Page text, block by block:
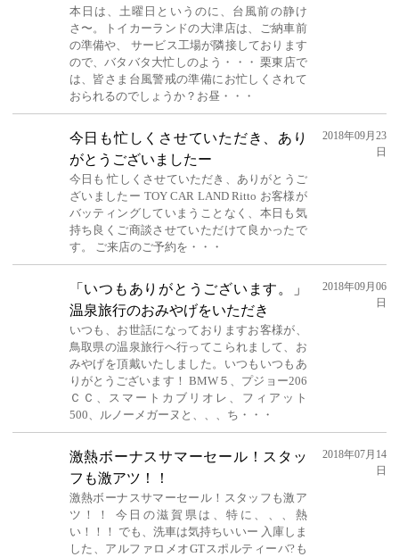
本日は、土曜日というのに、台風前の静け
さ〜。トイカーランドの大津店は、ご納車前
の準備や、 サービス工場が隣接しております
ので、バタバタ大忙しのよう・・・ 栗東店で
は、皆さま台風警戒の準備にお忙しくされて
おられるのでしょうか？お昼・・・
今日も忙しくさせていただき、あり
がとうございましたー
今日も 忙しくさせていただき、ありがとうご
ざいましたー TOY CAR LAND Ritto お客様が
バッティングしていまうことなく、本日も気
持ち良くご商談させていただけて良かったで
す。 ご来店のご予約を・・・
2018年09月23
日
「いつもありがとうございます。」
温泉旅行のおみやげをいただき
いつも、お世話になっておりますお客様が、
鳥取県の温泉旅行へ行ってこられまして、お
みやげを頂戴いたしました。いつもいつもあ
りがとうございます！ BMW５、プジョー206
ＣＣ、スマートカブリオレ、フィアット
500、ルノーメガーヌと、、、ち・・・
2018年09月06
日
激熱ボーナスサマーセール！スタッ
フも激アツ！！
激熱ボーナスサマーセール！スタッフも激ア
ツ！！ 今日の滋賀県は、特に、、、熱
い！！！ でも、洗車は気持ちいいー 入庫しま
した、アルファロメオGTスポルティーバ?も
2018年07月14
日